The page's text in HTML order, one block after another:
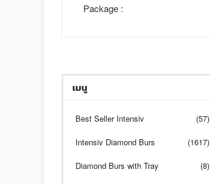
Package :
เมนู
Best Seller Intensiv (57)
Intensiv Diamond Burs (1617)
Diamond Burs with Tray (8)